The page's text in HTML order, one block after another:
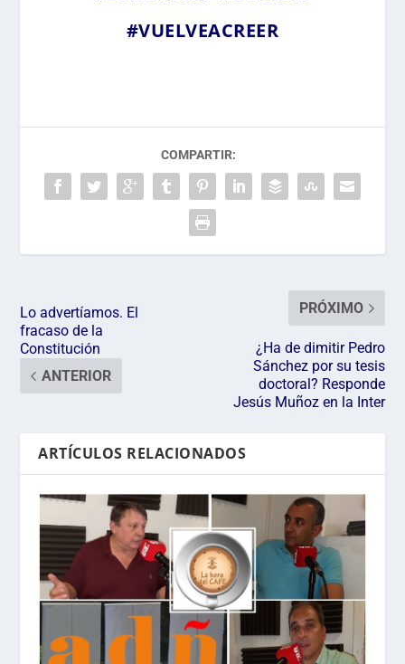
#VUELVEACREER
COMPARTIR:
Lo advertíamos. El
fracaso de la
Constitución
ANTERIOR
PRÓXIMO
¿Ha de dimitir Pedro
Sánchez por su tesis
doctoral? Responde
Jesús Muñoz en la Inter
ARTÍCULOS RELACIONADOS